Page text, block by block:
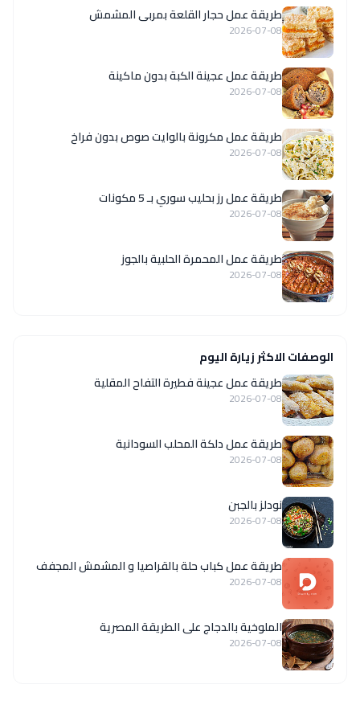
طريقة عمل حجار القلعة بمربى المشمش
2026-07-08
طريقة عمل عجينة الكبة بدون ماكينة
2026-07-08
طريقة عمل مكرونة بالوايت صوص بدون فراخ
2026-07-08
طريقة عمل رز بحليب سوري بـ 5 مكونات
2026-07-08
طريقة عمل المحمرة الحلبية بالجوز
2026-07-08
الوصفات الاكثر زيارة اليوم
طريقة عمل عجينة فطيرة التفاح المقلية
2026-07-08
طريقة عمل دلكة المحلب السودانية
2026-07-08
نودلز بالجبن
2026-07-08
طريقة عمل كباب حلة بالقراصيا و المشمش المجفف
2026-07-08
الملوخية بالدجاج على الطريقة المصرية
2026-07-08